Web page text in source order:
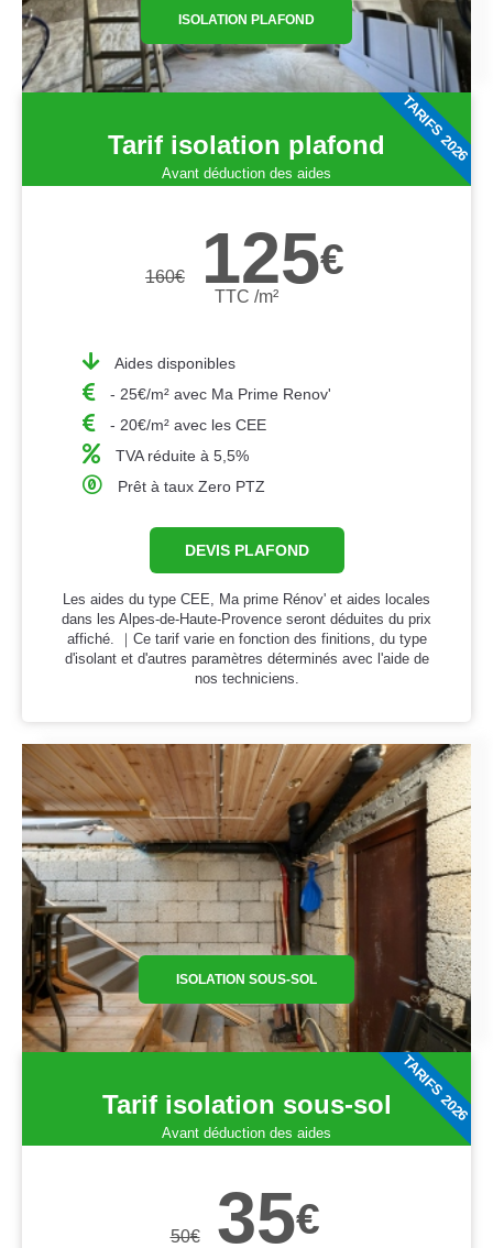
ISOLATION PLAFOND
Tarif isolation plafond
Avant déduction des aides
160€ 125€
TTC /m²
Aides disponibles
- 25€/m² avec Ma Prime Renov'
- 20€/m² avec les CEE
TVA réduite à 5,5%
Prêt à taux Zero PTZ
DEVIS PLAFOND
Les aides du type CEE, Ma prime Rénov' et aides locales
dans les Alpes-de-Haute-Provence seront déduites du prix
affiché. ｜Ce tarif varie en fonction des finitions, du type
d'isolant et d'autres paramètres déterminés avec l'aide de
nos techniciens.
TARIFS 2026
ISOLATION SOUS-SOL
Tarif isolation sous-sol
Avant déduction des aides
50€ 35€
TARIFS 2026